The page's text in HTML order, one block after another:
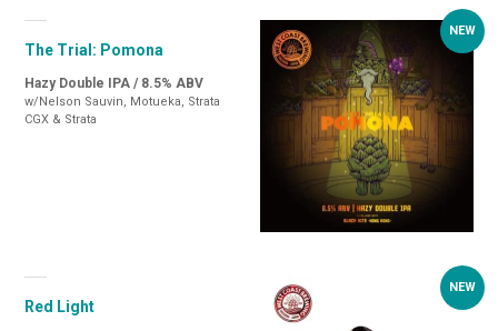
The Trial: Pomona
Hazy Double IPA / 8.5% ABV
w/Nelson Sauvin, Motueka, Strata
CGX & Strata
Red Light